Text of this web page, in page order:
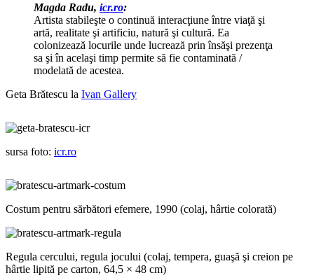
Magda Radu, icr.ro:
Artista stabileşte o continuă interacţiune între viaţă şi
artă, realitate şi artificiu, natură şi cultură. Ea
colonizează locurile unde lucrează prin însăşi prezenţa
sa şi în acelaşi timp permite să fie contaminată /
modelată de acestea.
Geta Brătescu la Ivan Gallery
sursa foto: icr.ro
Costum pentru sărbători efemere, 1990 (colaj, hârtie colorată)
Regula cercului, regula jocului (colaj, tempera, guaşă şi creion pe
hârtie lipită pe carton, 64,5 × 48 cm)